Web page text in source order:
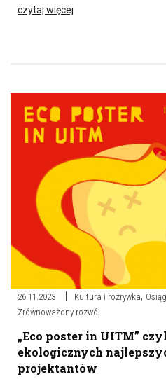
czytaj więcej
26.11.2023 Kultura i rozrywka,
Zrównoważony rozwój
„Eco poster in UITM”
ekologicznych
projektantów